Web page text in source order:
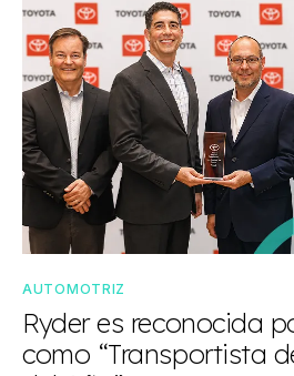
AUTOMOTRIZ
Ryder es reconocida
como “Transportista